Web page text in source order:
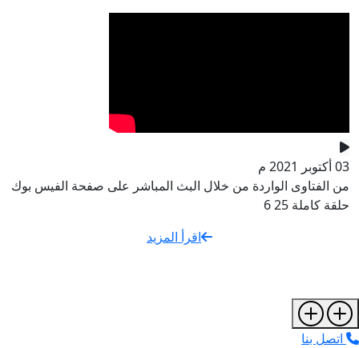
03 أكتوبر 2021 م
من الفتاوى الواردة من خلال البث المباشر على صفحة الفيس بوك
حلقة كاملة 25 6
اقرأ المزيد
اتصل بنا